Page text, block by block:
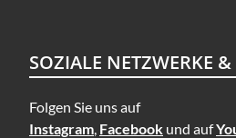
SOZIALE NETZWERKE
Folgen Sie uns auf
Instagram Facebook und auf